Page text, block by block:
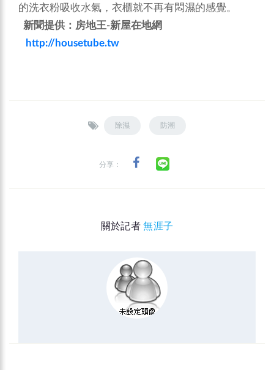
的洗衣粉吸收水氣，衣櫃就不再有悶濕的感覺。
新聞提供：房地王-新屋在地網
http://housetube.tw
除濕 防潮
分享：
關於記者無涯子